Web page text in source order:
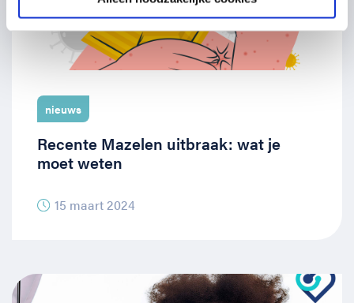
nieuws
Recente Mazelen uitbraak: wat je
moet weten
15 maart 2024